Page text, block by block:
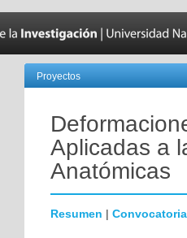
Proyectos
Aplicadas a
Anatómicas
Resumen | Convocatoria